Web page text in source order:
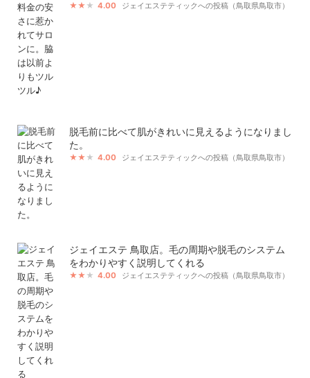
4.00 ジェイエステティックへの投稿（鳥取県鳥取市）
脱毛前に比べて肌がきれいに見えるようになりまし
た。
4.00 ジェイエステティックへの投稿（鳥取県鳥取市）
ジェイエステ 鳥取店。毛の周期や脱毛のシステム
をわかりやすく説明してくれる
4.00 ジェイエステティックへの投稿（鳥取県鳥取市）